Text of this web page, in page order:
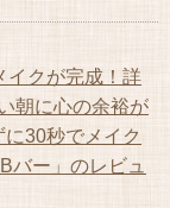
クが完成！詳
朝に心の余裕が
30秒でメイク
バー」のレビュ